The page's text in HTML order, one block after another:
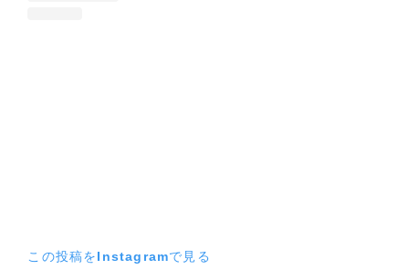
この投稿をInstagramで見る